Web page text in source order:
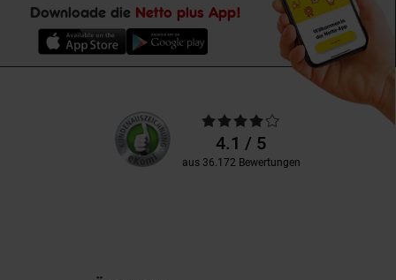
Downloade die Netto plus App!
Unsere
Kundenbewertungen
Durchschnittliche
Bewertungen4.1 / 5
aus 36.172 Bewertungen